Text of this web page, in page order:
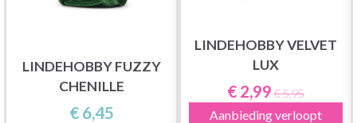
LINDEHOBBY FUZZY
CHENILLE
€ 6,45
LINDEHOBBY VELVET
LUX
€ 2,99 € 5,95
Aanbieding verloopt